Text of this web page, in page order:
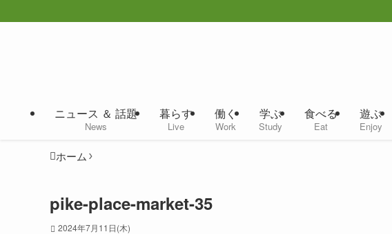
ニュース ＆ 話題
News
暮らす
Live
働く
Work
学ぶ
Study
食べる
Eat
遊ぶ
Enjoy
ホーム
pike-place-market-35
2024年7月11日(木)